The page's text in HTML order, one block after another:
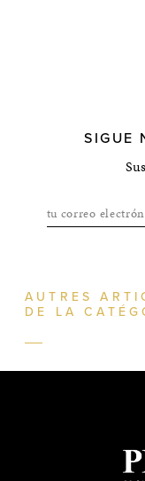
SIGUE
tu correo
AUTRES
DE LA